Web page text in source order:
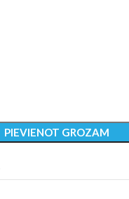
PIEVIENOT GROZAM